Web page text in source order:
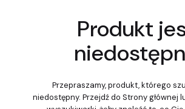
Produkt
Przepraszamy, produkt, którego
niedostępny. Przejdź do Strony głównej